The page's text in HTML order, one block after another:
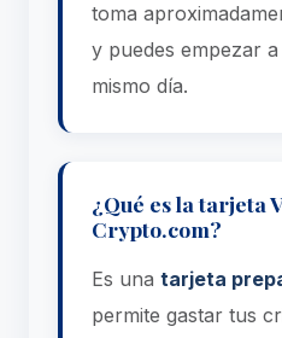
toma
y puedes empezar
mismo día.
¿Qué es la tarjeta
Crypto.com?
Es una tarjeta
permite gastar tus